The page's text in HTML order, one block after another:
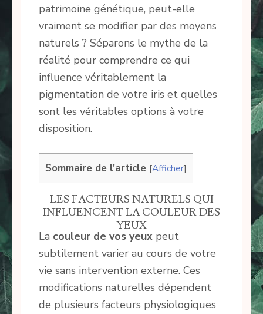
patrimoine génétique, peut-elle
vraiment se modifier par des moyens
naturels ? Séparons le mythe de la
réalité pour comprendre ce qui
influence véritablement la
pigmentation de votre iris et quelles
sont les véritables options à votre
disposition.
Sommaire de l'article [Afficher]
LES FACTEURS NATURELS QUI
INFLUENCENT LA COULEUR DES
YEUX
La couleur de vos yeux peut
subtilement varier au cours de votre
vie sans intervention externe. Ces
modifications naturelles dépendent
de plusieurs facteurs physiologiques